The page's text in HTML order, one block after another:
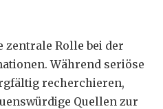
zentrale Rolle bei der
Während seriöse
recherchieren,
Quellen zur